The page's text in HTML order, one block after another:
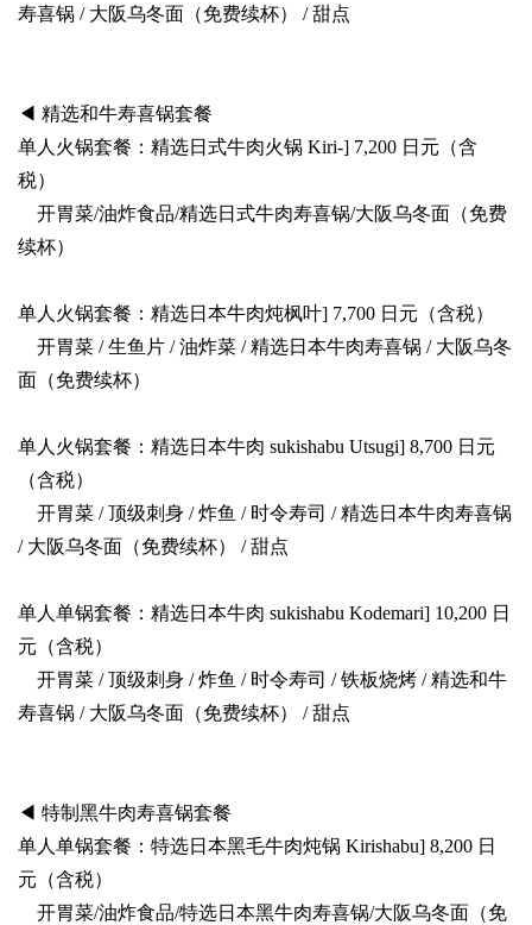
寿喜锅 / 大阪乌冬面（免费续杯） / 甜点
◀ 精选和牛寿喜锅套餐
单人火锅套餐：精选日式牛肉火锅 Kiri-] 7,200 日元（含
税）
开胃菜/油炸食品/精选日式牛肉寿喜锅/大阪乌冬面（免费
续杯）
单人火锅套餐：精选日本牛肉炖枫叶] 7,700 日元（含税）
开胃菜 / 生鱼片 / 油炸菜 / 精选日本牛肉寿喜锅 / 大阪乌冬
面（免费续杯）
单人火锅套餐：精选日本牛肉 sukishabu Utsugi] 8,700 日元
（含税）
开胃菜 / 顶级刺身 / 炸鱼 / 时令寿司 / 精选日本牛肉寿喜锅
/ 大阪乌冬面（免费续杯） / 甜点
单人单锅套餐：精选日本牛肉 sukishabu Kodemari] 10,200 日
元（含税）
开胃菜 / 顶级刺身 / 炸鱼 / 时令寿司 / 铁板烧烤 / 精选和牛
寿喜锅 / 大阪乌冬面（免费续杯） / 甜点
◀ 特制黑牛肉寿喜锅套餐
单人单锅套餐：特选日本黑毛牛肉炖锅 Kirishabu] 8,200 日
元（含税）
开胃菜/油炸食品/特选日本黑牛肉寿喜锅/大阪乌冬面（免